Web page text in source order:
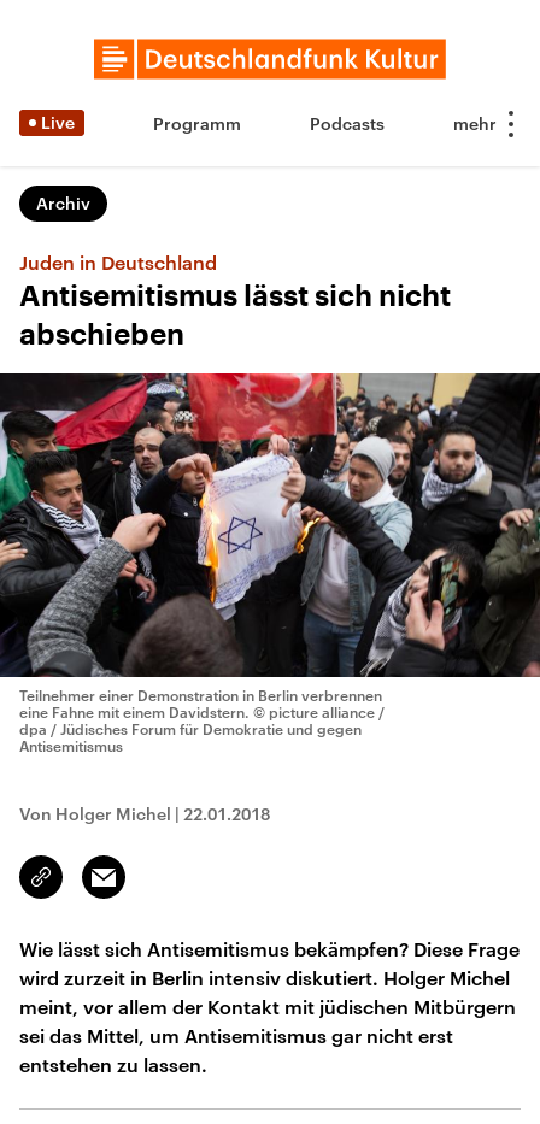
Live Programm Podcasts
Archiv
Juden in Deutschland
Antisemitismus lässt sich nicht
abschieben
Teilnehmer einer Demonstration in Berlin verbrennen
eine Fahne mit einem Davidstern. © picture alliance /
dpa / Jüdisches Forum für Demokratie und gegen
Antisemitismus
Von Holger Michel | 22.01.2018
Link
kopieren/teilen
Email
Wie lässt sich Antisemitismus bekämpfen? Diese Frage
wird zurzeit in Berlin intensiv diskutiert. Holger Michel
meint, vor allem der Kontakt mit jüdischen Mitbürgern
sei das Mittel, um Antisemitismus gar nicht erst
entstehen zu lassen.